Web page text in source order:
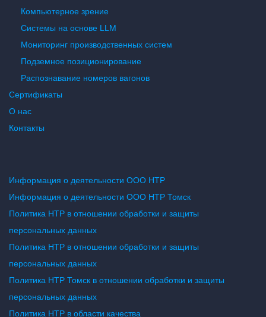
Компьютерное зрение
Системы на основе LLM
Мониторинг производственных систем
Подземное позиционирование
Распознавание номеров вагонов
Сертификаты
О нас
Контакты
Информация о деятельности ООО НТР
Информация о деятельности ООО НТР Томск
Политика НТР в отношении обработки и защиты
персональных данных
Политика НТР в отношении обработки и защиты
персональных данных
Политика НТР Томск в отношении обработки и защиты
персональных данных
Политика НТР в области качества